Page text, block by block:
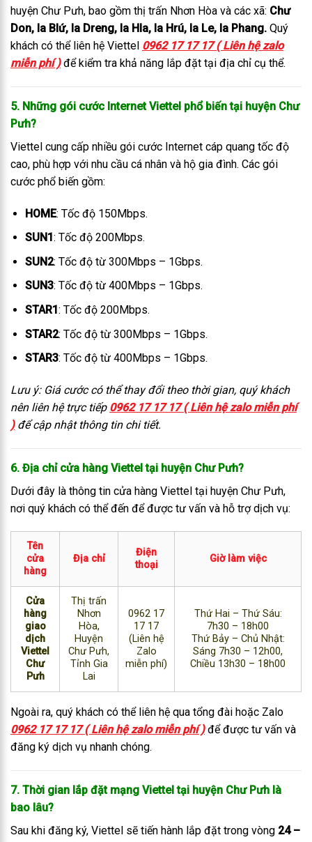
huyện Chư Pưh, bao gồm thị trấn Nhơn Hòa và các xã: Chư
Don, Ia Blứ, Ia Dreng, Ia Hla, Ia Hrú, Ia Le, Ia Phang. Quý
khách có thể liên hệ Viettel 0962 17 17 17 ( Liên hệ zalo
miễn phí )để kiểm tra khả năng lắp đặt tại địa chỉ cụ thể.
5. Những gói cước Internet Viettel phổ biến tại huyện Chư
Pưh?
Viettel cung cấp nhiều gói cước Internet cáp quang tốc độ
cao, phù hợp với nhu cầu cá nhân và hộ gia đình. Các gói
cước phổ biến gồm:
HOME: Tốc độ 150Mbps.
SUN1: Tốc độ 200Mbps.
SUN2: Tốc độ từ 300Mbps – 1Gbps.
SUN3: Tốc độ từ 400Mbps – 1Gbps.
STAR1: Tốc độ 200Mbps.
STAR2: Tốc độ từ 300Mbps – 1Gbps.
STAR3: Tốc độ từ 400Mbps – 1Gbps.
Lưu ý: Giá cước có thể thay đổi theo thời gian, quý khách
nên liên hệ trực tiếp 0962 17 17 17 ( Liên hệ zalo miễn phí
)để cập nhật thông tin chi tiết.
6. Địa chỉ cửa hàng Viettel tại huyện Chư Pưh?
Dưới đây là thông tin cửa hàng Viettel tại huyện Chư Pưh,
nơi quý khách có thể đến để được tư vấn và hỗ trợ dịch vụ:
Tên
cửa
hàng
Địa chỉ
Điện
thoại
Giờ làm việc
Cửa
hàng
giao
dịch
Viettel
Chư
Pưh
Thị trấn
Nhơn
Hòa,
Huyện
Chư Pưh,
Tỉnh Gia
Lai
0962 17
17 17
(Liên hệ
Zalo
miễn phí)
Thứ Hai – Thứ Sáu:
7h30 – 18h00
Thứ Bảy – Chủ Nhật:
Sáng 7h30 – 12h00,
Chiều 13h30 – 18h00
Ngoài ra, quý khách có thể liên hệ qua tổng đài hoặc Zalo
0962 17 17 17 ( Liên hệ zalo miễn phí )để được tư vấn và
đăng ký dịch vụ nhanh chóng.
7. Thời gian lắp đặt mạng Viettel tại huyện Chư Pưh là
bao lâu?
Sau khi đăng ký, Viettel sẽ tiến hành lắp đặt trong vòng 24 –